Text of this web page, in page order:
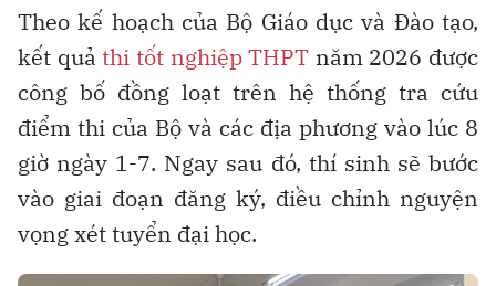
Theo kế hoạch của Bộ Giáo dục và Đào tạo,
kết quảthi tốt nghiệp THPT năm 2026 được
công bố đồng loạt trên hệ thống tra cứu
điểm thi của Bộ và các địa phương vào lúc 8
giờ ngày 1-7. Ngay sau đó, thí sinh sẽ bước
vào giai đoạn đăng ký, điều chỉnh nguyện
vọng xét tuyển đại học.